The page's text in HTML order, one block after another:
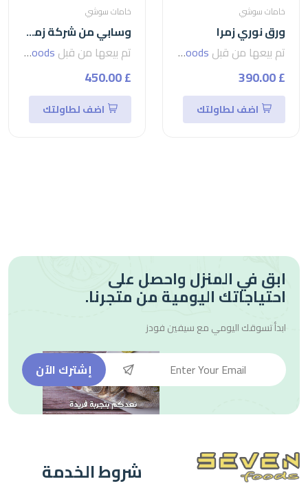
خامات سوشي
ورق نوري زمرا
تم بيعها من قبل seven foods
£ 390.00
اضف لطاولتك
خامات سوشي
وسابي من شركة زمرا - wasabi-الوسابي
تم بيعها من قبل seven foods
£ 450.00
اضف لطاولتك
ابق في المنزل واحصل على
احتياجاتك اليومية من متجرنا.
ابدأ تسوقك اليومي معسيفين فودز
إشترك الآن
شروط الخدمة